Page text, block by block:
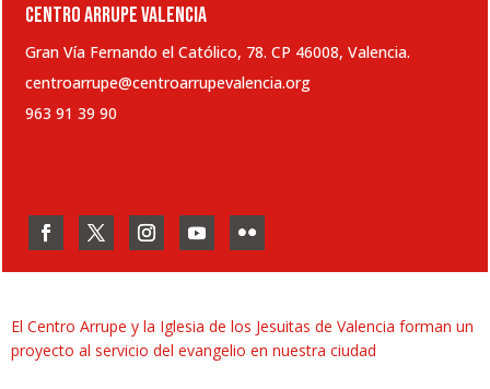
CENTRO ARRUPE VALENCIA
Gran Vía Fernando el Católico, 78. CP 46008, Valencia.
centroarrupe@centroarrupevalencia.org
963 91 39 90
El Centro Arrupe y la Iglesia de los Jesuitas de Valencia forman un
proyecto al servicio del evangelio en nuestra ciudad